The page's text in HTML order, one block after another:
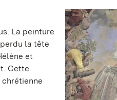
La peinture
la tête
et
Cette